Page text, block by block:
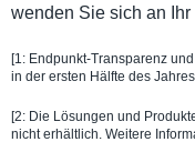
wenden Sie sich an
[1: Endpunkt-Transparenz
in der ersten Hälfte des
[2: Die Lösungen und
nicht erhältlich. Weitere